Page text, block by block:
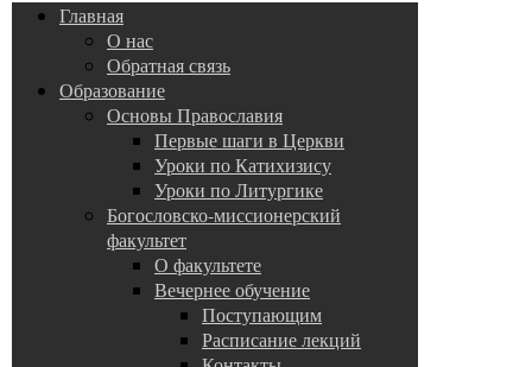
Главная
О нас
Обратная связь
Образование
Основы Православия
Первые шаги в Церкви
Уроки по Катихизису
Уроки по Литургике
Богословско-миссионерский
факультет
О факультете
Вечернее обучение
Поступающим
Расписание лекций